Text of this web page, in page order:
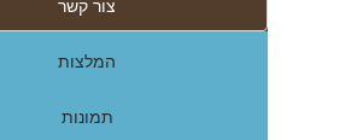
צור קשר
המלצות
תמונות